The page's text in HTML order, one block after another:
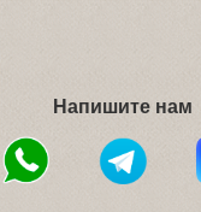
Напишите нам